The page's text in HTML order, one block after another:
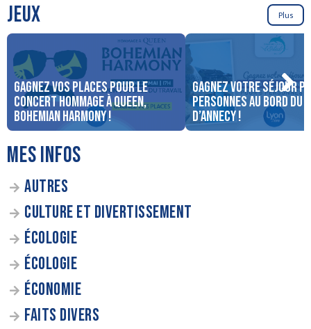
JEUX Plus
Gagnez vos places pour le
concert Hommage à Queen,
Bohemian Harmony !
Gagnez votre séjour
personnes au bord du
d’Annecy !
MES INFOS
AUTRES
CULTURE ET DIVERTISSEMENT
ÉCOLOGIE
ÉCOLOGIE
ÉCONOMIE
FAITS DIVERS